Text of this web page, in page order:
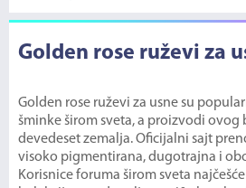
Golden rose ruževi za
Golden rose ruževi za usne su
šminke širom sveta, a proizvodi ovog
devedeset zemalja. Oficijalni sajt
visoko pigmentirana, dugotrajna i
Korisnice foruma širom sveta